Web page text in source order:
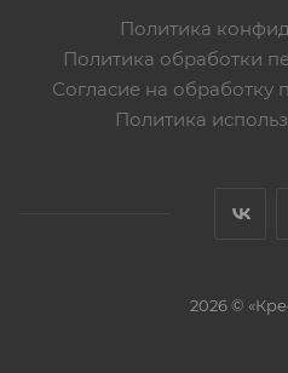
Политика
Политика обработки
Согласие на обработку
Политика
2026 ©